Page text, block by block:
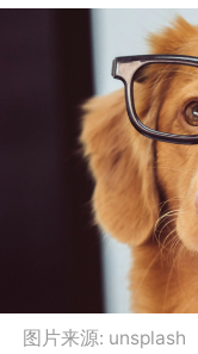
图片来源: unsplash